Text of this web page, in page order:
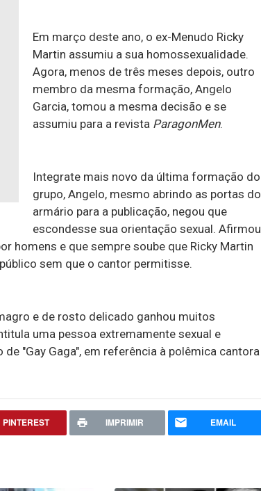
Em março deste ano, o ex-Menudo Ricky
Martin assumiu a sua homossexualidade.
Agora, menos de três meses depois, outro
membro da mesma formação, Angelo
Garcia, tomou a mesma decisão e se
assumiu para a revista ParagonMen.
Integrate mais novo da última formação do
grupo, Angelo, mesmo abrindo as portas do
armário para a publicação, negou que
escondesse sua orientação sexual. Afirmou
homens e que sempre soube que Ricky Martin
sem que o cantor permitisse.
e de rosto delicado ganhou muitos
uma pessoa extremamente sexual e
"Gay Gaga", em referência à polêmica cantora
PINTEREST IMPRIMIR EMAIL